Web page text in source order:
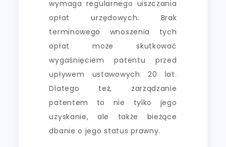
wymaga regularnego uiszczania
opłat urzędowych. Brak
terminowego wnoszenia tych
opłat może skutkować
wygaśnięciem patentu przed
upływem ustawowych 20 lat.
Dlatego też, zarządzanie
patentem to nie tylko jego
uzyskanie, ale także bieżące
dbanie o jego status prawny.